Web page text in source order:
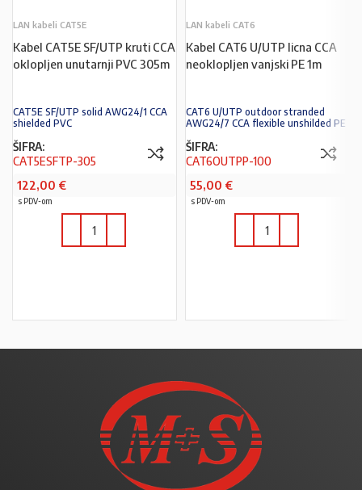
LAN kabeli CAT5E
Kabel CAT5E SF/UTP kruti CCA
oklopljen unutarnji PVC 305m
CAT5E SF/UTP solid AWG24/1 CCA
shielded PVC
ŠIFRA:
CAT5ESFTP-305
122,00 €
s PDV-om
LAN kabeli CAT6
Kabel CAT6 U/UTP licna CCA
neoklopljen vanjski PE 1m
CAT6 U/UTP outdoor stranded
AWG24/7 CCA flexible unshilded PE
ŠIFRA:
CAT6OUTPP-100
55,00 €
s PDV-om